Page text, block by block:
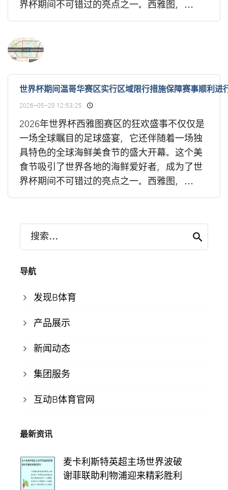
界杯期间不可错过的亮点之一。西雅图，...
世界杯期间温哥华赛区实行区域限行措施保障赛事顺利进
2026-05-20 12:53:25
2026年世界杯西雅图赛区的狂欢盛事不仅仅是
一场全球瞩目的足球盛宴，它还伴随着一场独
具特色的全球海鲜美食节的盛大开幕。这个美
食节吸引了世界各地的海鲜爱好者，成为了世
界杯期间不可错过的亮点之一。西雅图，...
搜索...
导航
发现B体育
产品展示
新闻动态
集团服务
互动B体育官网
最新资讯
麦卡利斯特英超主场世界波破
谢菲联助利物浦迎来精彩胜利